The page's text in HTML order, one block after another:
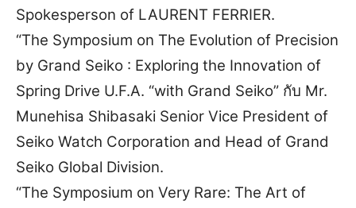
Spokesperson of LAURENT FERRIER.
“The Symposium on The Evolution of Precision
by Grand Seiko : Exploring the Innovation of
Spring Drive U.F.A. “with Grand Seiko” กับ Mr.
Munehisa Shibasaki Senior Vice President of
Seiko Watch Corporation and Head of Grand
Seiko Global Division.
“The Symposium on Very Rare: The Art of